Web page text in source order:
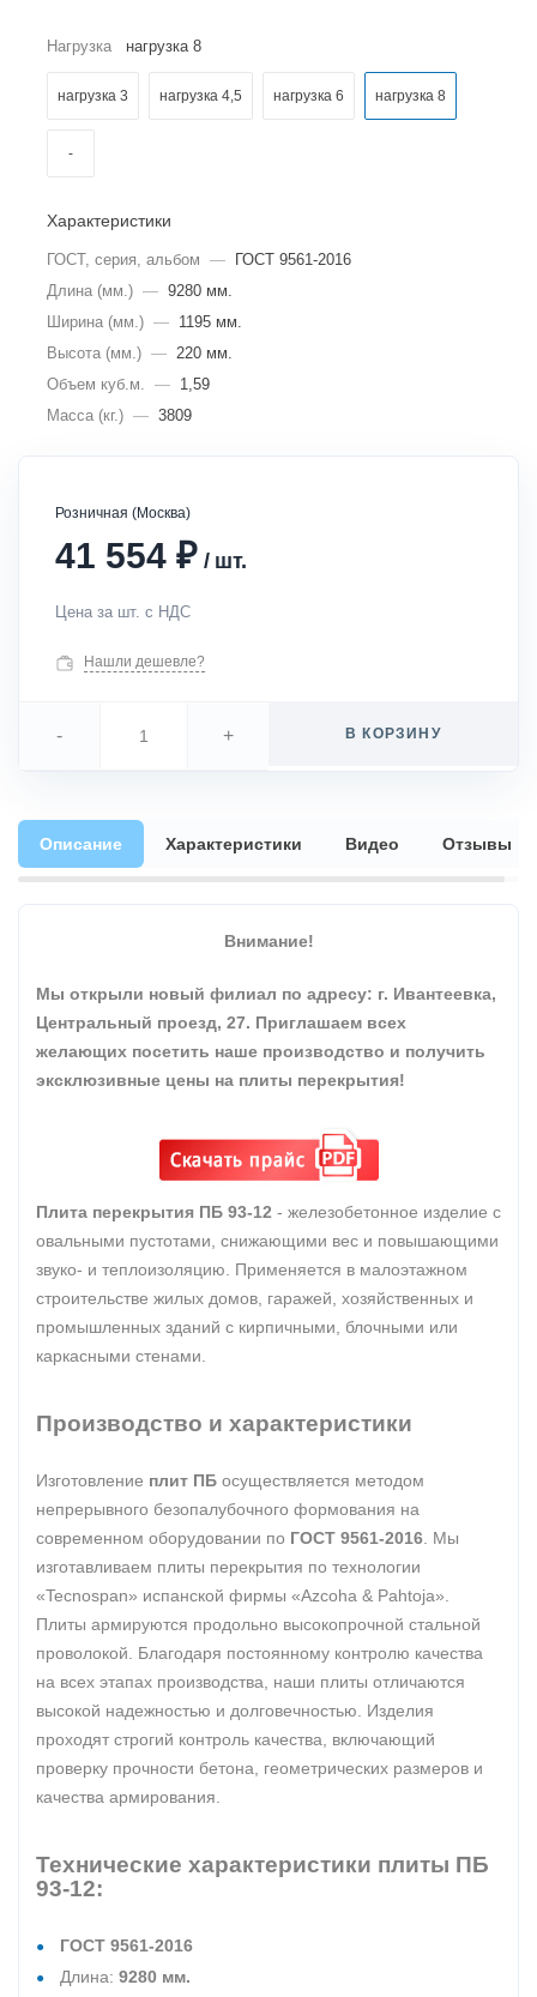
Нагрузка нагрузка 8
нагрузка 3 нагрузка 4,5 нагрузка 6 нагрузка 8
-
Характеристики
ГОСТ, серия, альбом —
ГОСТ 9561-2016
Длина (мм.) — 9280 мм.
Ширина (мм.) — 1195 мм.
Высота (мм.) — 220 мм.
Объем куб.м. — 1,59
Масса (кг.) — 3809
Розничная (Москва)
41 554 ₽ / шт.
Цена за шт. с НДС
Нашли дешевле?
- + В КОРЗИНУ
Описание Характеристики Видео Отзывы
Внимание!
Мы открыли новый филиал по адресу: г. Ивантеевка,
Центральный проезд, 27. Приглашаем всех
желающих посетить наше производство и получить
эксклюзивные цены на плиты перекрытия!
Плита перекрытия ПБ 93-12 - железобетонное изделие с
овальными пустотами, снижающими вес и повышающими
звуко- и теплоизоляцию. Применяется в малоэтажном
строительстве жилых домов, гаражей, хозяйственных и
промышленных зданий с кирпичными, блочными или
каркасными стенами.
Производство и характеристики
Изготовление плит ПБ осуществляется методом
непрерывного безопалубочного формования на
современном оборудовании по ГОСТ 9561-2016 . Мы
изготавливаем плиты перекрытия по технологии
«Tecnospan» испанской фирмы «Azcoha & Pahtoja».
Плиты армируются продольно высокопрочной стальной
проволокой. Благодаря постоянному контролю качества
на всех этапах производства, наши плиты отличаются
высокой надежностью и долговечностью. Изделия
проходят строгий контроль качества, включающий
проверку прочности бетона, геометрических размеров и
качества армирования.
Технические характеристики плиты ПБ
93-12:
ГОСТ 9561-2016
Длина: 9280 мм.